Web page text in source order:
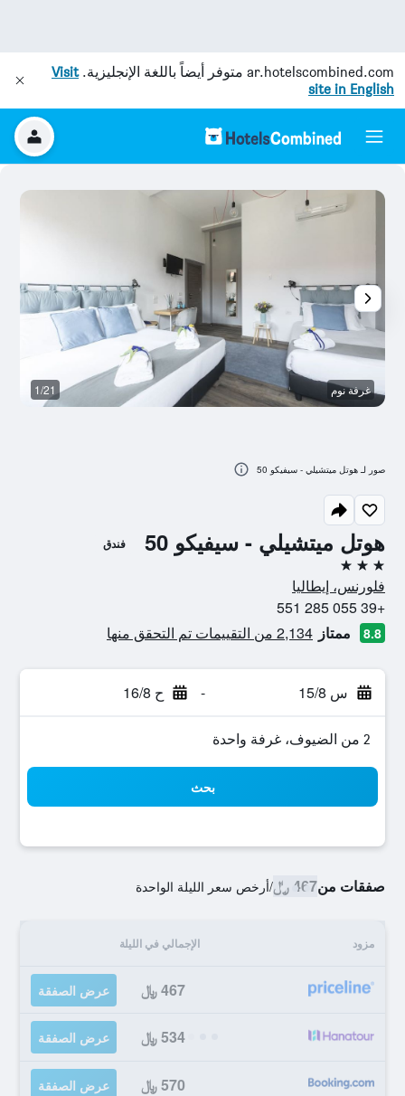
ar.hotelscombined.com متوفر أيضاً باللغة الإنجليزية.Visit
site in English
هوتل ميتشيلي - سيفيكو 50 فندق
3 نجوم
فلورنس، إيطاليا
+39 055 285 551
8.8 ممتاز 2,134 من التقييمات تم التحقق منها
س 15/8 - ح 16/8
2 من الضيوف، غرفة واحدة
بحث
صفقات من467 ﷼ /أرخص سعر الليلة الواحدة
مزود الإجمالي في الليلة
467 ﷼ عرض الصفقة
534 ﷼ عرض الصفقة
570 ﷼ عرض الصفقة
غرفة نوم 1/21
صور لـ هوتل ميتشيلي - سيفيكو 50